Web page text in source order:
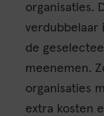
organisaties.
verdubbelaar
de
meenemen.
organisaties
extra kosten